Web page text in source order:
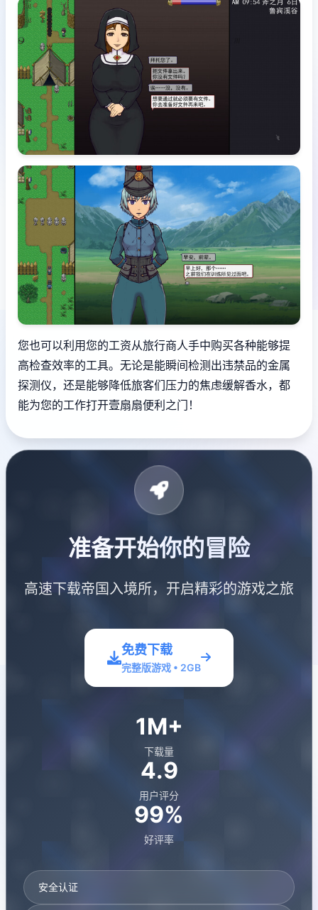
您也可以利用您的工资从旅行商人手中购买各种能够提
高检查效率的工具。无论是能瞬间检测出违禁品的金属
探测仪，还是能够降低旅客们压力的焦虑缓解香水，都
能为您的工作打开壹扇扇便利之门！
准备开始你的冒险
高速下载帝国入境所，开启精彩的游戏之旅
免费下载
完整版游戏 • 2GB
1M+
下载量
4.9
用户评分
99%
好评率
安全认证